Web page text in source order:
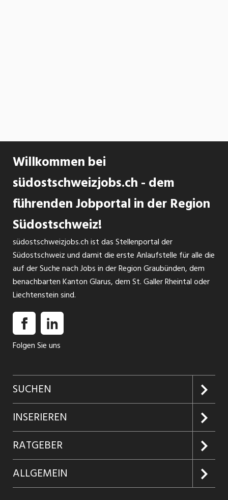
Willkommen bei
südostschweizjobs.ch - dem
führenden Jobportal in der Region
Südostschweiz!
südostschweizjobs.ch ist das Stellenportal der
Südostschweiz und damit die erste Anlaufstelle für alle die
auf der Suche nach Jobs in der Region Graubünden, dem
benachbarten Kanton Glarus, dem St. Galler Rheintal oder
Liechtenstein sind.
Folgen Sie uns
SUCHEN
Jobs suchen
Jobabo
Firmen entdecken
Jobs in Graubünden
INSERIEREN
Kundenlogin
Inserieren
Produkte
RATGEBER
Glossar
ALLGEMEIN